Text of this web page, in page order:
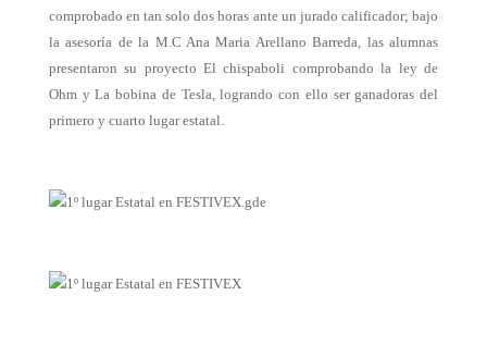
comprobado en tan solo dos horas ante un jurado calificador; bajo
la asesoría de la M.C Ana Maria Arellano Barreda, las alumnas
presentaron su proyecto El chispaboli comprobando la ley de
Ohm y La bobina de Tesla, logrando con ello ser ganadoras del
primero y cuarto lugar estatal.